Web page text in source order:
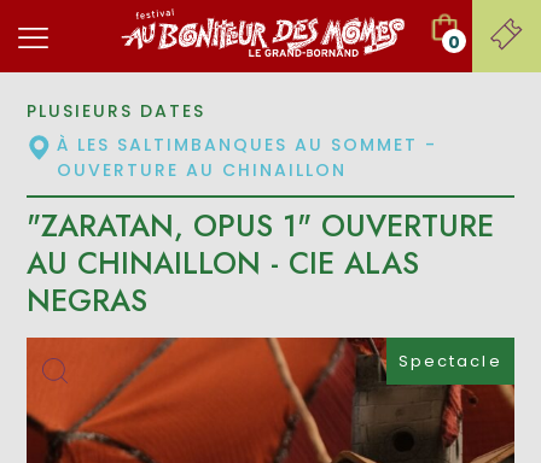
0
Spectacle
PLUSIEURS DATES
À LES SALTIMBANQUES AU SOMMET -
OUVERTURE AU CHINAILLON
"ZARATAN, OPUS 1" OUVERTURE
AU CHINAILLON - CIE ALAS
NEGRAS